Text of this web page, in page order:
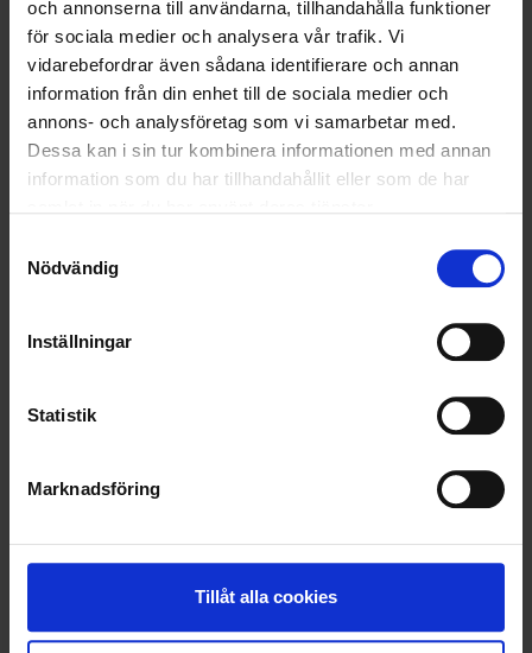
och annonserna till användarna, tillhandahålla funktioner
för sociala medier och analysera vår trafik. Vi
vidarebefordrar även sådana identifierare och annan
information från din enhet till de sociala medier och
annons- och analysföretag som vi samarbetar med.
Dessa kan i sin tur kombinera informationen med annan
information som du har tillhandahållit eller som de har
Nödvändig
Inställningar
Statistik
Marknadsföring
Tillåt alla cookies
RENHÅLLNING
SAMARBETEN
SOCIALT ANSVAR
VELLINGE
KUNDTJÄNST
info@ohlssons.se